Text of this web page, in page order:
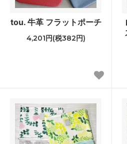
tou. 牛革 フラットポーチ
4,201円(税382円)